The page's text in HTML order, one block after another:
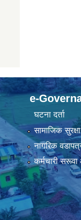
e-
घटना दर्ता
सामाजिक सुरक्षा
नागरिक
कर्मचारी